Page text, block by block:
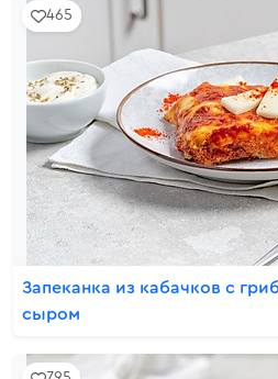
465
Запеканка из кабачков с
сыром